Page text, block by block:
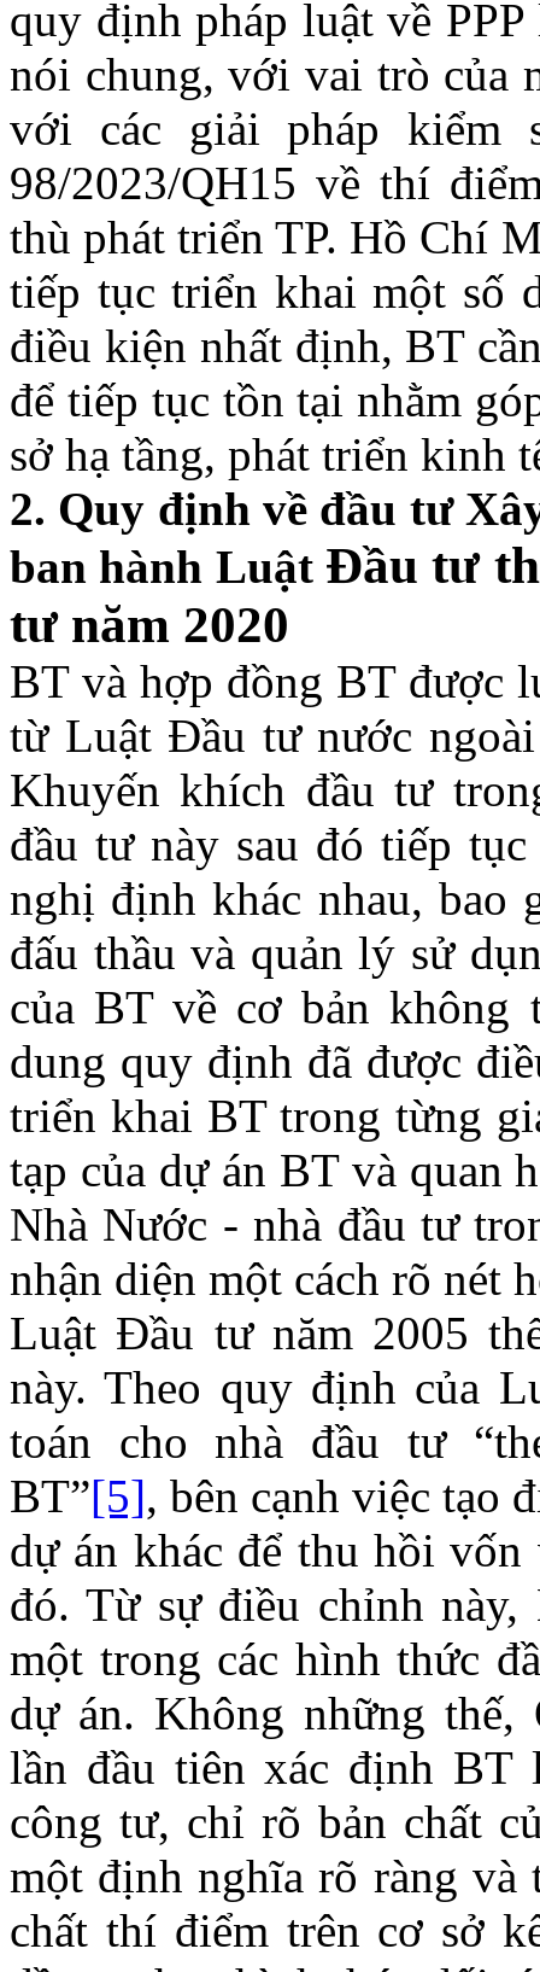
quy định pháp luật về
nói chung, với vai trò của
với các giải pháp kiểm
98/2023/QH15 về thí
thù phát triển TP. Hồ Chí
tiếp tục triển khai một số
điều kiện nhất định, BT
để tiếp tục tồn tại nhằm
sở hạ tầng, phát triển kinh
2. Quy định về đầu tư
ban hành Luật Đầu tư
tư năm 2020
BT và hợp đồng BT được
từ Luật Đầu tư nước
Khuyến khích đầu tư
đầu tư này sau đó tiếp
nghị định khác nhau, bao
đấu thầu và quản lý sử
của BT về cơ bản không
dung quy định đã được
triển khai BT trong từng
tạp của dự án BT và quan
Nhà Nước - nhà đầu tư
nhận diện một cách rõ nét
Luật Đầu tư năm 2005
này. Theo quy định của
toán cho nhà đầu tư
BT”[5], bên cạnh việc tạo
dự án khác để thu hồi
đó. Từ sự điều chỉnh
một trong các hình thức
dự án. Không những
lần đầu tiên xác định BT
công tư, chỉ rõ bản chất
một định nghĩa rõ ràng
chất thí điểm trên cơ sở